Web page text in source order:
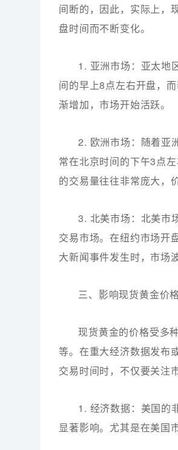
间断的，因此，实际上，
盘时间而不断变化。
1. 亚洲市场：亚太地
间的早上8点左右开盘，
渐增加，市场开始活跃。
2. 欧洲市场：随着亚
常在北京时间的下午3点
的交易量往往非常庞大，
3. 北美市场：北美市
交易市场。在纽约市场开
大新闻事件发生时，市场
三、影响现货黄金价
现货黄金的价格受多
等。在重大经济数据发布
交易时间时，不仅要关注
1. 经济数据：美国的
显著影响。尤其是在美国